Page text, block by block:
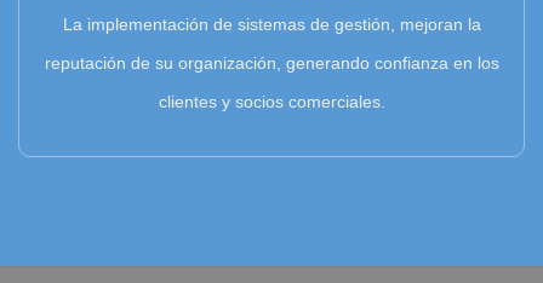
La implementación de sistemas de gestión, mejoran la
reputación de su organización, generando confianza en los
clientes y socios comerciales.